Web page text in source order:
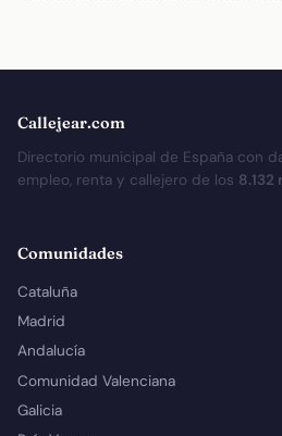
Callejear.com
Directorio municipal de España con
empleo, renta y callejero de los 8.132
Comunidades
Cataluña
Madrid
Andalucía
Comunidad Valenciana
Galicia